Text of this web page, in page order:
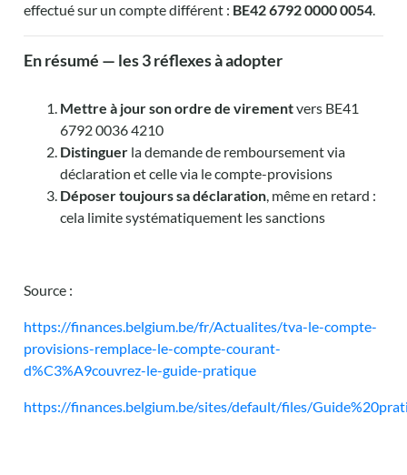
effectué sur un compte différent : BE42 6792 0000 0054.
En résumé — les 3 réflexes à adopter
Mettre à jour son ordre de virementvers BE41
6792 0036 4210
Distinguer la demande de remboursement via
déclaration et celle via le compte-provisions
Déposer toujours sa déclaration, même en retard :
cela limite systématiquement les sanctions
Source :
https://finances.belgium.be/fr/Actualites/tva-le-compte-
provisions-remplace-le-compte-courant-
d%C3%A9couvrez-le-guide-pratique
https://finances.belgium.be/sites/default/files/